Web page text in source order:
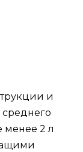
и
менее 2 л